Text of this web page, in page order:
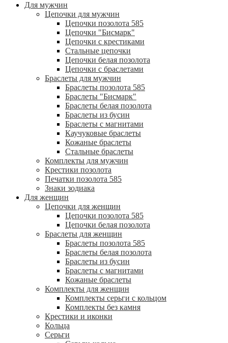
Для мужчин
Цепочки для мужчин
Цепочки позолота 585
Цепочки "Бисмарк"
Цепочки с крестиками
Стальные цепочки
Цепочки белая позолота
Цепочки с браслетами
Браслеты для мужчин
Браслеты позолота 585
Браслеты "Бисмарк"
Браслеты белая позолота
Браслеты из бусин
Браслеты с магнитами
Каучуковые браслеты
Кожаные браслеты
Стальные браслеты
Комплекты для мужчин
Крестики позолота
Печатки позолота 585
Знаки зодиака
Для женщин
Цепочки для женщин
Цепочки позолота 585
Цепочки белая позолота
Браслеты для женщин
Браслеты позолота 585
Браслеты белая позолота
Браслеты из бусин
Браслеты с магнитами
Кожаные браслеты
Комплекты для женщин
Комплекты серьги с кольцом
Комплекты без камня
Крестики и иконки
Кольца
Серьги